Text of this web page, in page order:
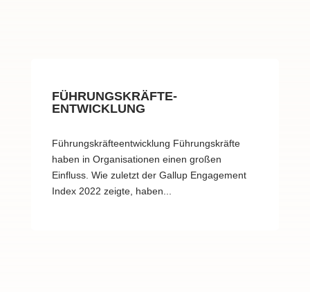
FÜHRUNGSKRÄFTE-
ENTWICKLUNG
Führungskräfteentwicklung Führungskräfte
haben in Organisationen einen großen
Einfluss. Wie zuletzt der Gallup Engagement
Index 2022 zeigte, haben...